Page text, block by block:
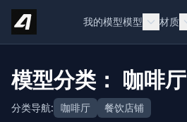
Skip to content
我的模型模型 材质
模型分类： 咖啡厅
分类导航: 咖啡厅 餐饮店铺